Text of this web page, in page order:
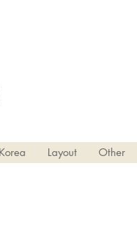
Korea Layout Other